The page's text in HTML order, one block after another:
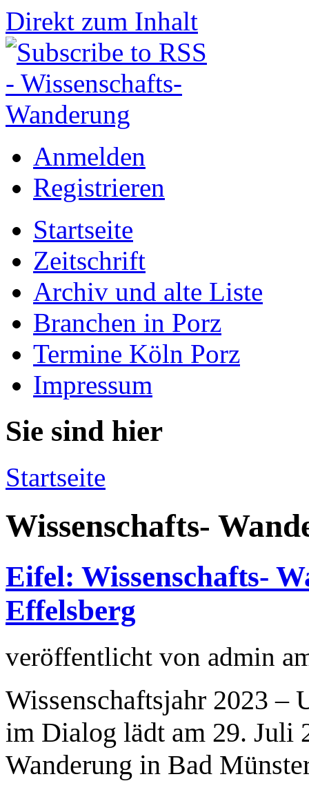
Direkt zum Inhalt
Anmelden
Registrieren
Startseite
Zeitschrift
Archiv und alte Liste
Branchen in Porz
Termine Köln Porz
Impressum
Sie sind hier
Startseite
Wissenschafts-
Eifel: Wissenschafts-
Effelsberg
veröffentlicht von admin
Wissenschaftsjahr 2023 –
im Dialog lädt am 29. Juli
Wanderung in Bad